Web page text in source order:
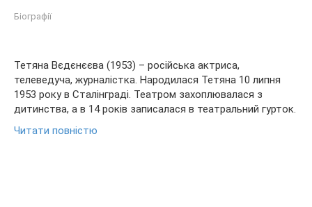
Біографії
Тетяна Вєдєнєєва (1953) – російська актриса,
телеведуча, журналістка. Народилася Тетяна 10 липня
1953 року в Сталінграді. Театром захоплювалася з
дитинства, а в 14 років записалася в театральний гурток.
Читати повністю